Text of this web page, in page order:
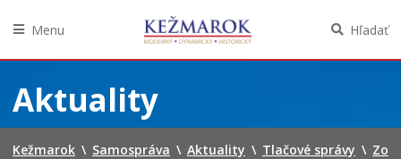
obsah
Menu Hľadať
Aktuality
Kežmarok \ Samospráva \ Aktuality \ Tlačové správy \ Zo